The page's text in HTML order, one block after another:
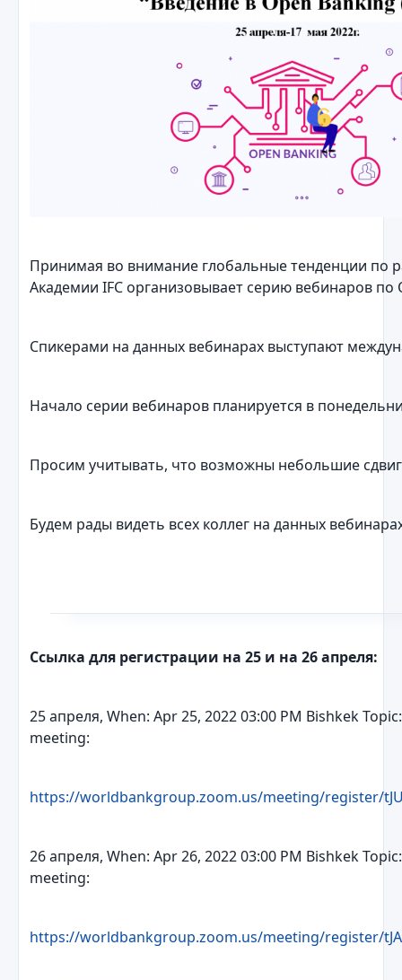
Принимая во внимание глобальные тенденции по
Академии IFC организовывает серию вебинаров
Спикерами на данных вебинарах выступают
Начало серии вебинаров планируется в
Просим учитывать, что возможны небольшие
Будем рады видеть всех коллег на данных
Ссылка для регистрации на 25 и на 26 апреля:
25 апреля, When: Apr 25, 2022 03:00 PM Bishkek
meeting:
https://worldbankgroup.zoom.us/meeting/register/
26 апреля, When: Apr 26, 2022 03:00 PM Bishkek
meeting:
https://worldbankgroup.zoom.us/meeting/register/